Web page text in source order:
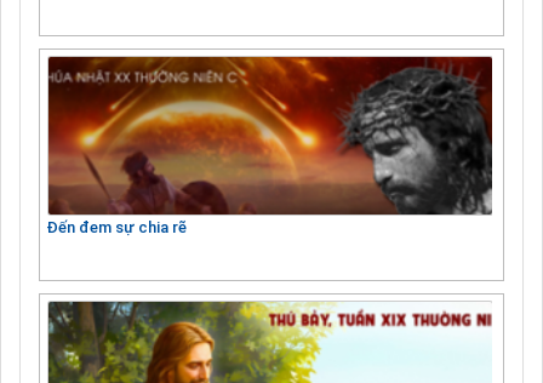
Đến đem sự chia rẽ